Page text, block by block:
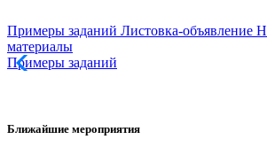
Примеры заданий Листовка-объявление
материалы
Примеры заданий
Ближайшие мероприятия